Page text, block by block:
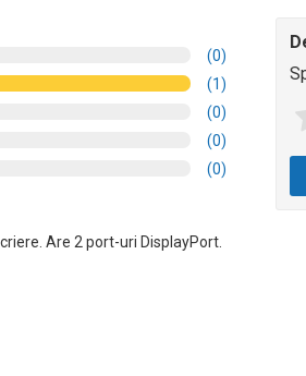
(0)
(1)
(0)
(0)
(0)
Are 2 port-uri DisplayPort.